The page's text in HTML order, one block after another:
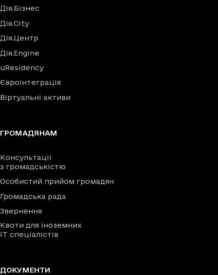
Дія.Бізнес
Дія.City
Дія.Центр
Дія.Engine
uResidency
Євроінтеграція
Віртуальні активи
ГРОМАДЯНАМ
Консультації
з громадськістю
Особистий прийом громадян
Громадська рада
Звернення
Квоти для іноземних
IT спеціалістів
ДОКУМЕНТИ